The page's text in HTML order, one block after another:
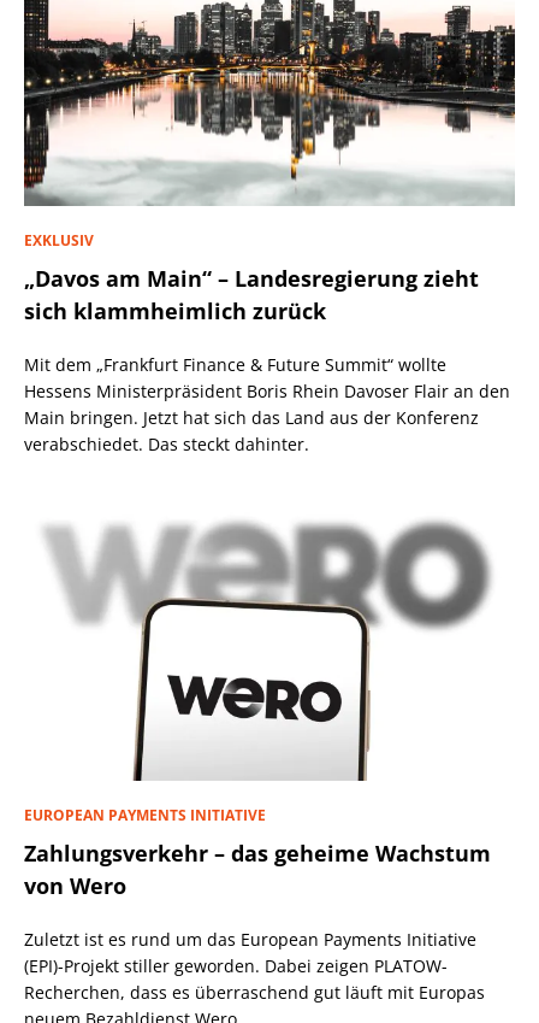
EXKLUSIV
„Davos am Main“ – Landesregierung zieht
sich klammheimlich zurück
Mit dem „Frankfurt Finance & Future Summit“ wollte
Hessens Ministerpräsident Boris Rhein Davoser Flair an den
Main bringen. Jetzt hat sich das Land aus der Konferenz
verabschiedet. Das steckt dahinter.
EUROPEAN PAYMENTS INITIATIVE
Zahlungsverkehr – das geheime Wachstum
von Wero
Zuletzt ist es rund um das European Payments Initiative
(EPI)-Projekt stiller geworden. Dabei zeigen PLATOW-
Recherchen, dass es überraschend gut läuft mit Europas